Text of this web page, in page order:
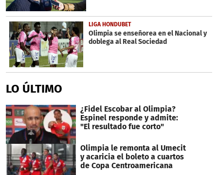
LIGA HONDUBET
Olimpia se enseñorea en el Nacional y
doblega al Real Sociedad
LO ÚLTIMO
¿Fidel Escobar al Olimpia?
Espinel responde y admite:
"El resultado fue corto"
Olimpia le remonta al Umecit
y acaricia el boleto a cuartos
de Copa Centroamericana